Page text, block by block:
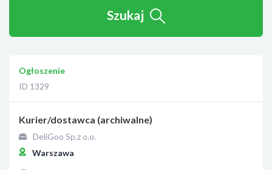
Szukaj
Ogłoszenie
ID 1329
Kurier/dostawca (archiwalne)
DeliGoo Sp.z o.o.
Warszawa